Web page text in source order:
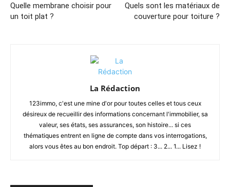
Quelle membrane choisir pour
un toit plat ?
Quels sont les matériaux de
couverture pour toiture ?
La Rédaction
123immo, c'est une mine d'or pour toutes celles et tous ceux
désireux de recueillir des informations concernant l'immobilier, sa
valeur, ses états, ses assurances, son histoire... si ces
thématiques entrent en ligne de compte dans vos interrogations,
alors vous êtes au bon endroit. Top départ : 3... 2... 1... Lisez !